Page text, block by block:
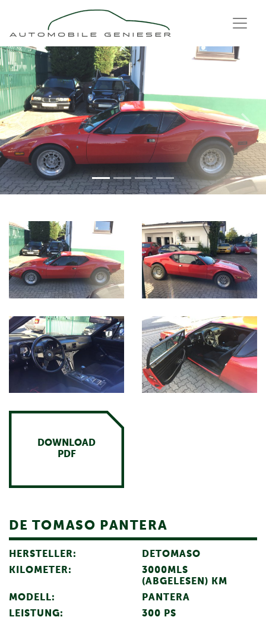
Previous Next
DOWNLOAD
PDF
DE TOMASO PANTERA
HERSTELLER:
DETOMASO
KILOMETER:
3000MLS
(ABGELESEN) KM
MODELL:
PANTERA
LEISTUNG:
300 PS